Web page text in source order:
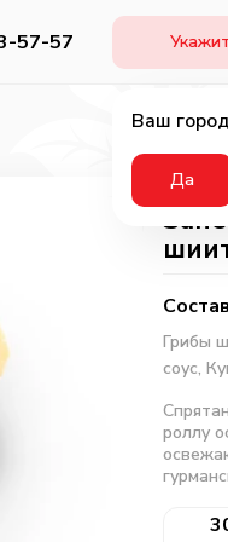
57-57
Ваш
Да
Грибы
соус,
роллу